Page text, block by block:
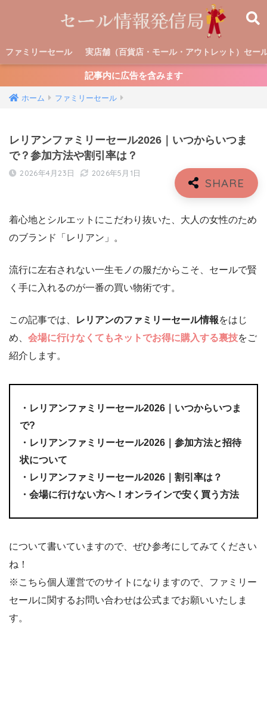
ファミリーセール 実店舗（百貨店・モール・アウトレット）セー
記事内に広告を含みます
ホーム ファミリーセール
レリアンファミリーセール2026｜いつからいつま
で？参加方法や割引率は？
2026年4月23日 2026年5月1日
着心地とシルエットにこだわり抜いた、大人の女性のため
のブランド「レリアン」。
流行に左右されない一生モノの服だからこそ、セールで賢
く手に入れるのが一番の買い物術です。
この記事では、 レリアンのファミリーセール情報をはじ
め、 会場に行けなくてもネットでお得に購入する裏技をご
紹介します。
・レリアンファミリーセール2026｜いつからいつま
で?
・レリアンファミリーセール2026｜参加方法と招待
状について
・レリアンファミリーセール2026｜割引率は？
・会場に行けない方へ！オンラインで安く買う方法
について書いていますので、ぜひ参考にしてみてください
ね！
※こちら個人運営でのサイトになりますので、ファミリー
セールに関するお問い合わせは公式までお願いいたしま
す。